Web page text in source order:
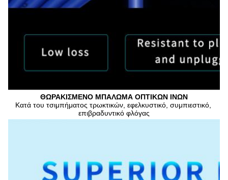
ΘΩΡΑΚΙΣΜΕΝΟ ΜΠΑΛΩΜΑ ΟΠΤΙΚΩΝ ΙΝΩΝ
Κατά του τσιμπήματος τρωκτικών, εφελκυστικό, συμπιεστικό,
επιβραδυντικό φλόγας